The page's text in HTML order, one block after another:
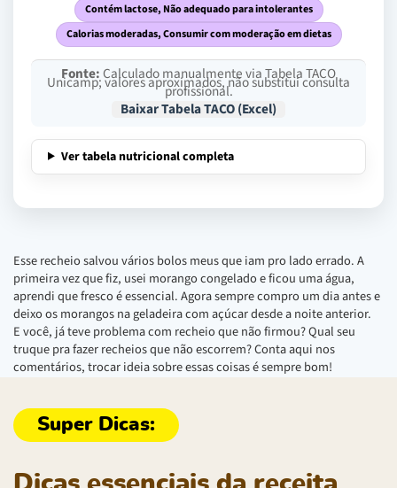
Contém lactose, Não adequado para intolerantes
Calorias moderadas, Consumir com moderação em dietas
Fonte:Calculado manualmente via Tabela TACO
Unicamp; valores aproximados, não substitui consulta
profissional.
Baixar Tabela TACO (Excel)
Ver tabela nutricional completa
Esse recheio salvou vários bolos meus que iam pro lado errado. A
primeira vez que fiz, usei morango congelado e ficou uma água,
aprendi que fresco é essencial. Agora sempre compro um dia antes e
deixo os morangos na geladeira com açúcar desde a noite anterior.
E você, já teve problema com recheio que não firmou? Qual seu
truque pra fazer recheios que não escorrem? Conta aqui nos
comentários, trocar ideia sobre essas coisas é sempre bom!